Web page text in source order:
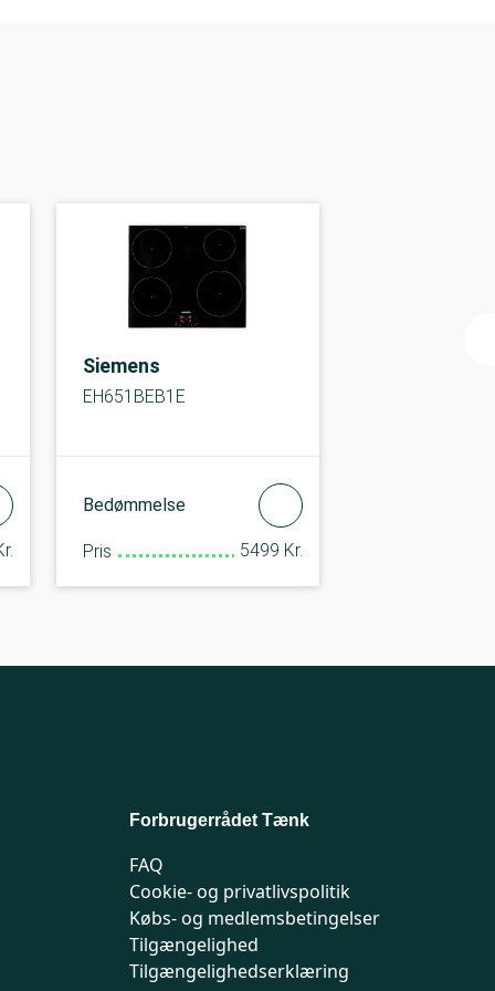
Siemens
EH651BEB1E
Bedømmelse
Pris 5499 Kr.
Forbrugerrådet Tænk
FAQ
Cookie- og privatlivspolitik
Købs- og medlemsbetingelser
Tilgængelighed
Tilgængelighedserklæring